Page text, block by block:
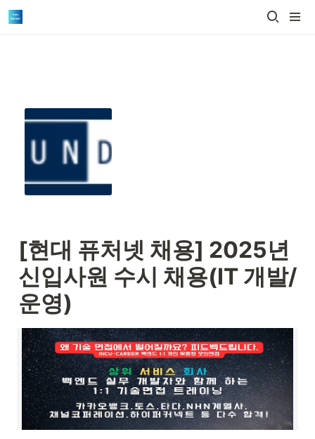
[현대 퓨처넷 채용] 2025년
신입사원 수시 채용(IT 개발/
운영)